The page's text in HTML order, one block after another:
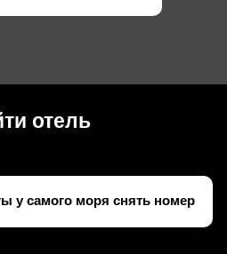
отель
у самого моря снять номер